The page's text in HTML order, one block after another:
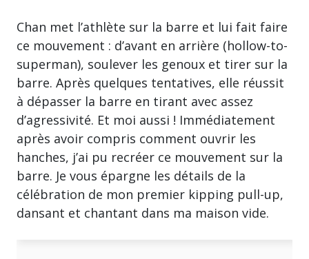
Chan met l’athlète sur la barre et lui fait faire
ce mouvement : d’avant en arrière (hollow-to-
superman), soulever les genoux et tirer sur la
barre. Après quelques tentatives, elle réussit
à dépasser la barre en tirant avec assez
d’agressivité. Et moi aussi ! Immédiatement
après avoir compris comment ouvrir les
hanches, j’ai pu recréer ce mouvement sur la
barre. Je vous épargne les détails de la
célébration de mon premier kipping pull-up,
dansant et chantant dans ma maison vide.